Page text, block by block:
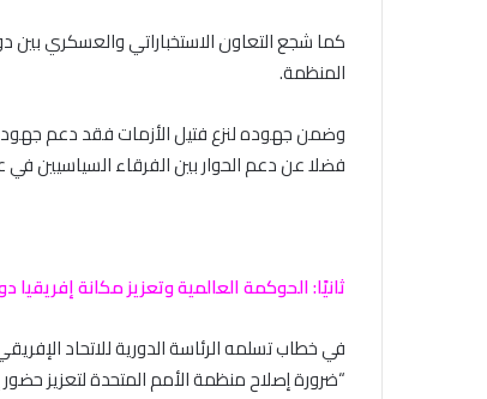
كما شجع التعاون الاستخباراتي والعسكري بين
المنظمة.
وضمن جهوده لنزع فتيل الأزمات فقد دعم
فضلا عن دعم الحوار بين الفرقاء السياسيين في
ثانيًا: الحوكمة العالمية وتعزيز مكانة إفريقيا
في خطاب تسلمه الرئاسة الدورية للاتحاد
“ضرورة إصلاح منظمة الأمم المتحدة لتعزيز